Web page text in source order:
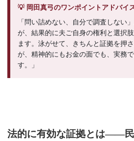
💡 岡田真弓のワンポイントアドバイ
「問い詰めない、自分で調査しない
が、結果的に夫ご自身の権利と選択
ます。泳がせて、きちんと証拠を押
が、精神的にもお金の面でも、実務
す。」
法的に有効な証拠とは——民